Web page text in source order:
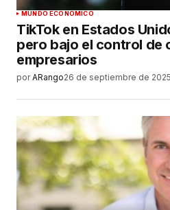
MUNDO ECONÓMICO
TikTok en Estados
pero bajo el control de
empresarios
por ARango26 de septiembre de 2025